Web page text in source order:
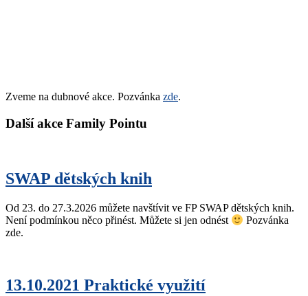
Zveme na dubnové akce. Pozvánka zde.
Další akce Family Pointu
SWAP dětských knih
Od 23. do 27.3.2026 můžete navštívit ve FP SWAP dětských knih.
Není podmínkou něco přinést. Můžete si jen odnést
Pozvánka
zde.
13.10.2021 Praktické využití